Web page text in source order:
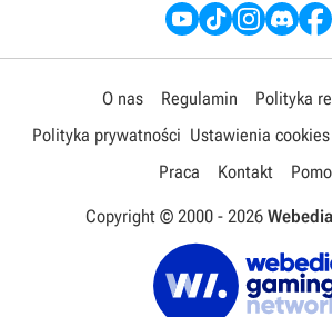
O nas Regulamin
Polityka
Polityka prywatności Ustawienia cookies
Praca
Kontakt
Copyright © 2000 - 2026